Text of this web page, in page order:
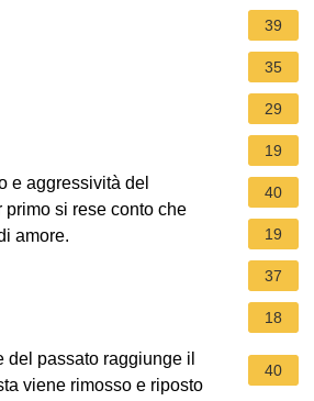
e aggressività del
si rese conto che
amore.
passato raggiunge il
viene rimosso e riposto
39
35
29
19
40
19
37
18
40